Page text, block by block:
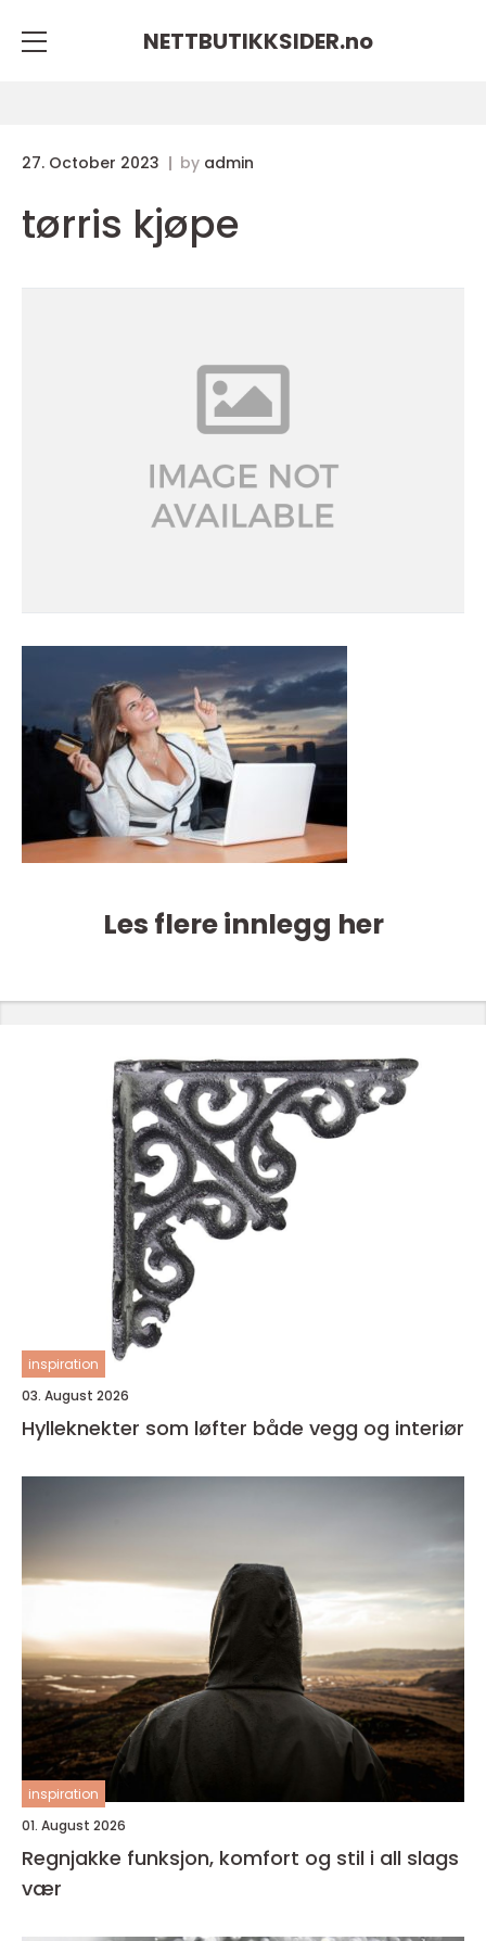
NETTBUTIKKSIDER.no
27. October 2023 by admin
tørris kjøpe
Les flere innlegg her
inspiration
03. August 2026
Hylleknekter som løfter både vegg og interiør
inspiration
01. August 2026
Regnjakke funksjon, komfort og stil i all slags
vær